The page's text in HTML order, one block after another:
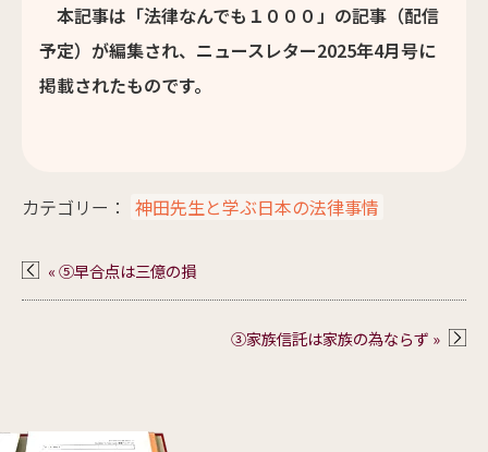
本記事は「法律なんでも１０００」の記事（配信
予定）が編集され、ニュースレター2025年4月号に
掲載されたものです。
カテゴリー： 神田先生と学ぶ日本の法律事情
« ⑤早合点は三億の損
③家族信託は家族の為ならず »